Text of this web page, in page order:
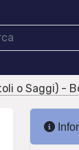
o Saggi) -